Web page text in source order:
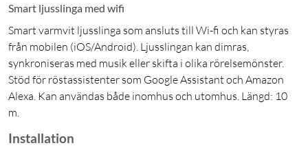
Smart ljusslinga med wifi
Smart varmvit ljusslinga som ansluts till Wi-fi och kan styras
från mobilen (iOS/Android). Ljusslingan kan dimras,
synkroniseras med musik eller skifta i olika rörelsemönster.
Stöd för röstassistenter som Google Assistant och Amazon
Alexa. Kan användas både inomhus och utomhus. Längd: 10
m.
Installation